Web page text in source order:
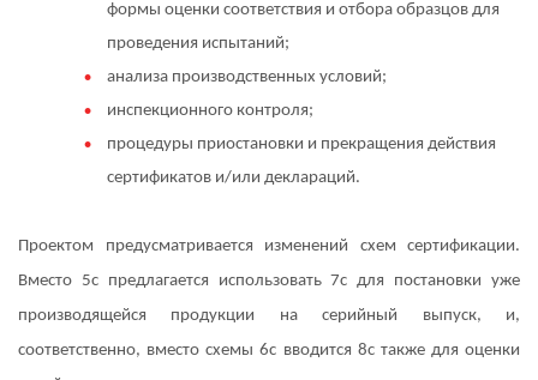
формы оценки соответствия и отбора образцов для
проведения испытаний;
анализа производственных условий;
инспекционного контроля;
процедуры приостановки и прекращения действия
сертификатов и/или деклараций.
Проектом предусматривается изменений схем сертификации.
Вместо 5с предлагается использовать 7с для постановки уже
производящейся продукции на серийный выпуск, и,
соответственно, вместо схемы 6с вводится 8с также для оценки